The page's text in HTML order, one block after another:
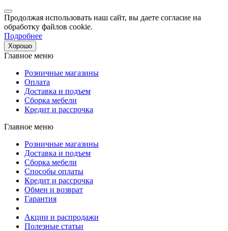
Продолжая использовать наш сайт, вы даете согласие на
обработку файлов cookie.
Подробнее
Хорошо
Главное меню
Розничные магазины
Оплата
Доставка и подъем
Сборка мебели
Кредит и рассрочка
Главное меню
Розничные магазины
Доставка и подъем
Сборка мебели
Способы оплаты
Кредит и рассрочка
Обмен и возврат
Гарантия
Акции и распродажи
Полезные статьи